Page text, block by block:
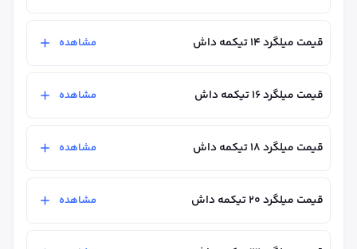
قیمت میلگرد ۱۴ تیکمه داش مشاهده
قیمت میلگرد ۱۶ تیکمه داش مشاهده
قیمت میلگرد ۱۸ تیکمه داش مشاهده
قیمت میلگرد ۲۰ تیکمه داش مشاهده